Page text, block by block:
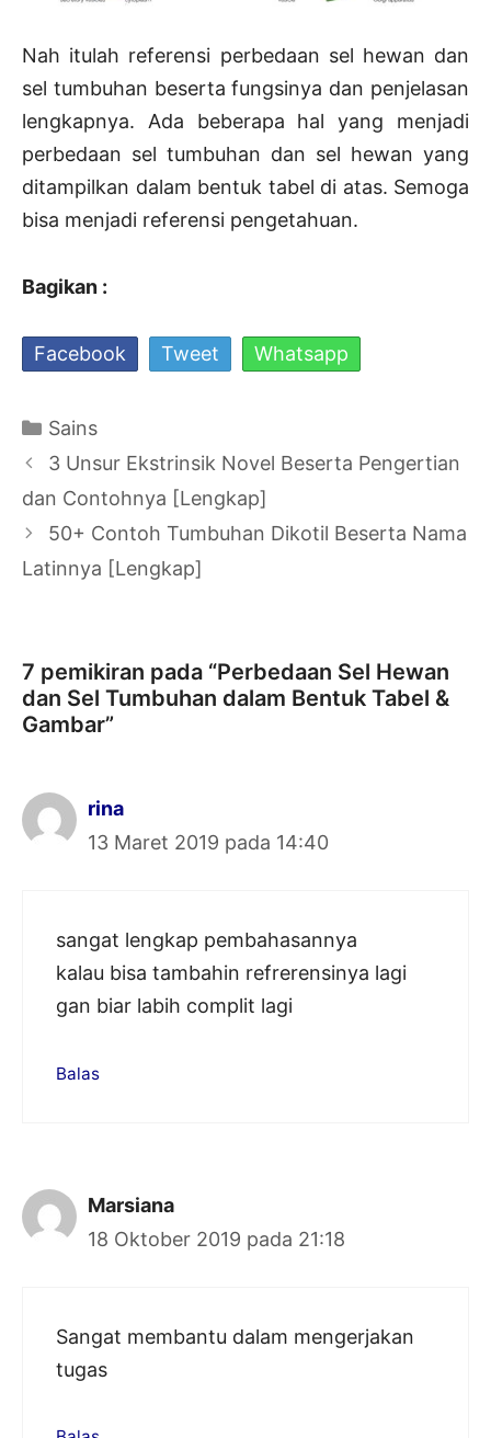
Nah itulah referensi perbedaan sel hewan dan
sel tumbuhan beserta fungsinya dan penjelasan
lengkapnya. Ada beberapa hal yang menjadi
perbedaan sel tumbuhan dan sel hewan yang
ditampilkan dalam bentuk tabel di atas. Semoga
bisa menjadi referensi pengetahuan.
Bagikan :
Facebook Tweet Whatsapp
Kategori
Sains
Navigasi
Tulisan
3 Unsur Ekstrinsik Novel Beserta Pengertian
dan Contohnya [Lengkap]
50+ Contoh Tumbuhan Dikotil Beserta Nama
Latinnya [Lengkap]
7 pemikiran pada “Perbedaan Sel Hewan
dan Sel Tumbuhan dalam Bentuk Tabel &
Gambar”
rina
13 Maret 2019 pada 14:40
sangat lengkap pembahasannya
kalau bisa tambahin refrerensinya lagi
gan biar labih complit lagi
Balas
Marsiana
18 Oktober 2019 pada 21:18
Sangat membantu dalam mengerjakan
tugas